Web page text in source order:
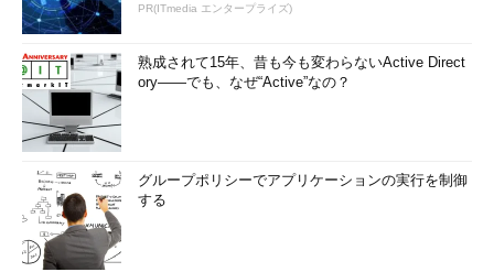
PR(ITmedia エンタープライズ)
熟成されて15年、昔も今も変わらないActive Direct
ory――でも、なぜ“Active”なの？
グループポリシーでアプリケーションの実行を制御
する